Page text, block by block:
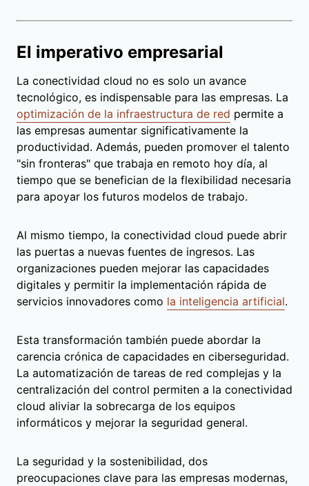
El imperativo empresarial
La conectividad cloud no es solo un avance
tecnológico, es indispensable para las empresas. La
optimización de la infraestructura de red permite a
las empresas aumentar significativamente la
productividad. Además, pueden promover el talento
"sin fronteras" que trabaja en remoto hoy día, al
tiempo que se benefician de la flexibilidad necesaria
para apoyar los futuros modelos de trabajo.
Al mismo tiempo, la conectividad cloud puede abrir
las puertas a nuevas fuentes de ingresos. Las
organizaciones pueden mejorar las capacidades
digitales y permitir la implementación rápida de
servicios innovadores como la inteligencia artificial.
Esta transformación también puede abordar la
carencia crónica de capacidades en ciberseguridad.
La automatización de tareas de red complejas y la
centralización del control permiten a la conectividad
cloud aliviar la sobrecarga de los equipos
informáticos y mejorar la seguridad general.
La seguridad y la sostenibilidad, dos
preocupaciones clave para las empresas modernas,